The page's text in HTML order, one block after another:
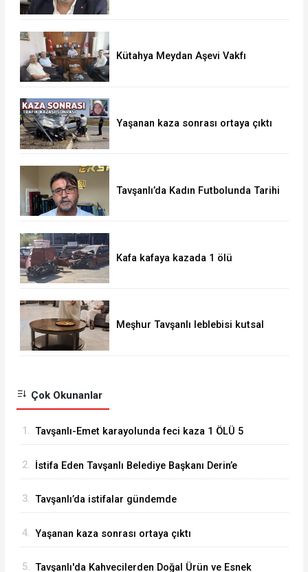
Kütahya Meydan Aşevi Vakfı
Yaşanan kaza sonrası ortaya çıktı
Tavşanlı’da Kadın Futbolunda Tarihi
Kafa kafaya kazada 1 ölü
Meşhur Tavşanlı leblebisi kutsal
Çok Okunanlar
1. Tavşanlı-Emet karayolunda feci kaza 1 ÖLÜ 5
2. İstifa Eden Tavşanlı Belediye Başkanı Derin’e
3. Tavşanlı’da istifalar gündemde
4. Yaşanan kaza sonrası ortaya çıktı
5. Tavşanlı'da Kahvecilerden Doğal Ürün ve Esnek